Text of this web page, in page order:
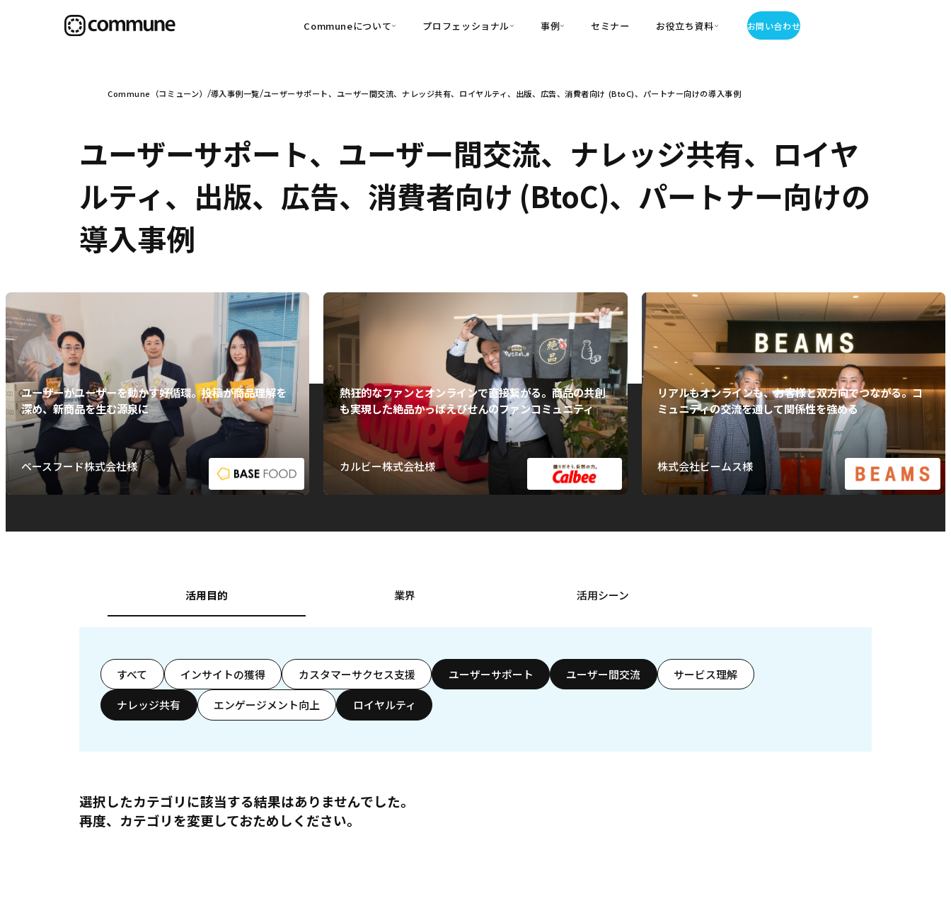
Communeについて
可視化
育成
・Commune Voice ・Commune Navigator
信頼を醸成する信頼起点経営基盤
・Commune CRM（旧：
SuccessHub）
プロフェッショナル
・Customer-Led Growth
事例
導入事例
セミナー お役立ち資料
・お役立ち資料
お問い合わせ
Commune（コミューン） 導入事例一覧 ユーザーサポート、ユーザー間交流、ナレッジ共有、ロイヤルティ、出版、広告、消費者向け (BtoC)、パートナー向けの導入事例
ユーザーサポート、ユーザー間交流、ナレッジ共有、ロイヤ
ルティ、出版、広告、消費者向け (BtoC)、パートナー向けの
導入事例
ユーザーがユーザーを動かす好循環。投稿が商品理解を
深め、新商品を生む源泉に
ベースフード株式会社様
熱狂的なファンとオンラインで直接繋がる。商品の共創
も実現した絶品かっぱえびせんのファンコミュニティ
カルビー株式会社様
リアルもオンラインも、お客様と双方向でつながる。コ
ミュニティの交流を通して関係性を強める
株式会社ビームス様
活用目的 業界 活用シーン
すべて インサイトの獲得 カスタマーサクセス支援 ユーザーサポート ユーザー間交流 サービス理解
ナレッジ共有 エンゲージメント向上 ロイヤルティ
選択したカテゴリに該当する結果はありませんでした。
再度、カテゴリを変更しておためしください。